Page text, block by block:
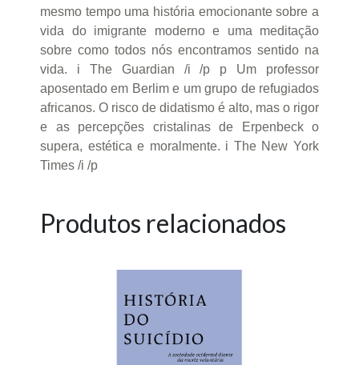
mesmo tempo uma história emocionante sobre a
vida do imigrante moderno e uma meditação
sobre como todos nós encontramos sentido na
vida. i The Guardian /i /p p Um professor
aposentado em Berlim e um grupo de refugiados
africanos. O risco de didatismo é alto, mas o rigor
e as percepções cristalinas de Erpenbeck o
supera, estética e moralmente. i The New York
Times /i /p
Produtos relacionados